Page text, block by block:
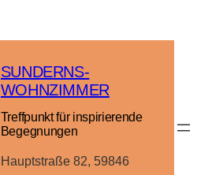
SUNDERNS-
WOHNZIMMER
Treffpunkt für inspirierende
Begegnungen
Hauptstraße 82, 59846